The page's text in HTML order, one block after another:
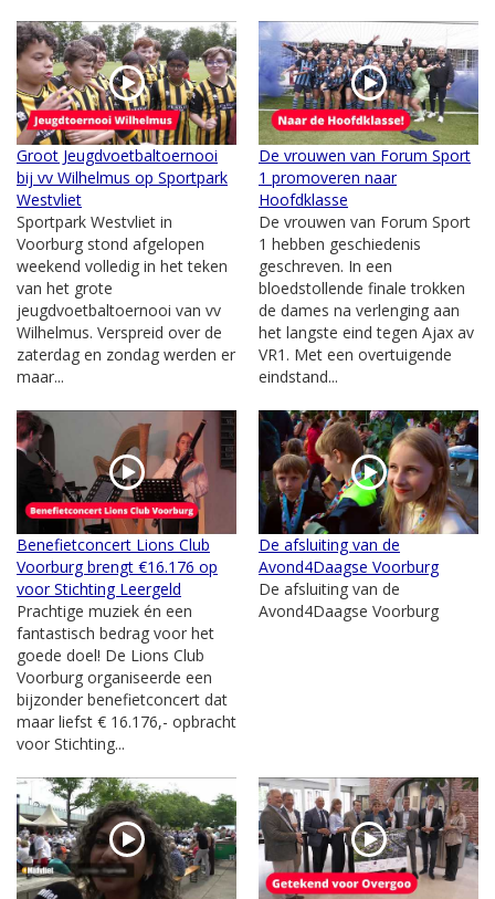
Groot Jeugdvoetbaltoernooi
bij vv Wilhelmus op Sportpark
Westvliet
Sportpark Westvliet in
Voorburg stond afgelopen
weekend volledig in het teken
van het grote
jeugdvoetbaltoernooi van vv
Wilhelmus. Verspreid over de
zaterdag en zondag werden er
maar...
De vrouwen van Forum Sport
1 promoveren naar
Hoofdklasse
De vrouwen van Forum Sport
1 hebben geschiedenis
geschreven. In een
bloedstollende finale trokken
de dames na verlenging aan
het langste eind tegen Ajax av
VR1. Met een overtuigende
eindstand...
Benefietconcert Lions Club
Voorburg brengt €16.176 op
voor Stichting Leergeld
Prachtige muziek én een
fantastisch bedrag voor het
goede doel! De Lions Club
Voorburg organiseerde een
bijzonder benefietconcert dat
maar liefst € 16.176,- opbracht
voor Stichting...
De afsluiting van de
Avond4Daagse Voorburg
De afsluiting van de
Avond4Daagse Voorburg